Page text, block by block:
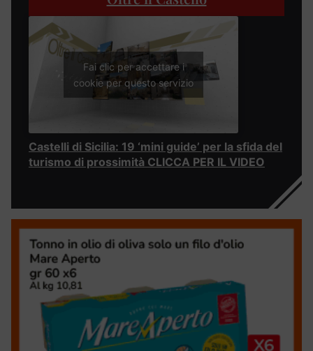
Fai clic per accettare i
cookie per questo servizio
Castelli di Sicilia: 19 ‘mini guide’ per la sfida del
turismo di prossimità CLICCA PER IL VIDEO